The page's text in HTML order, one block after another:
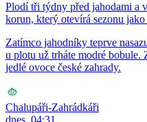
Plodí tři týdny před jahodami a
korun, který otevírá sezonu
Zatímco jahodníky teprve
u plotu už trháte modré bobule.
jedlé ovoce české zahrady.
Chalupáři-Zahrádkáři
dnes, 04:31